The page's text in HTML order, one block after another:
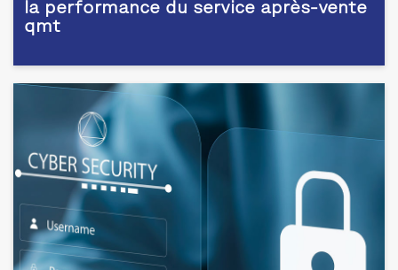
la performance du service après-vente
qmt